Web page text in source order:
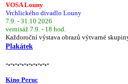
VOSA Louny
Vrchlického divadlo Louny
7.9. - 31.10 2026
vernisáž 7.9. - 18 hod.
Každoroční výstava obrazů výtvarné
Plakátek
-.-.-.-.-.-.-.-.-.-
Kino Peruc